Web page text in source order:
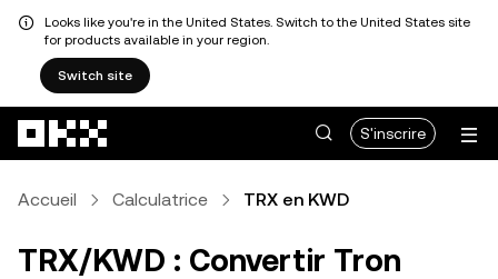
Looks like you're in the United States. Switch to the United States site
for products available in your region.
Switch site
S'inscrire
Accueil Calculatrice TRX en KWD
TRX/KWD : Convertir Tron